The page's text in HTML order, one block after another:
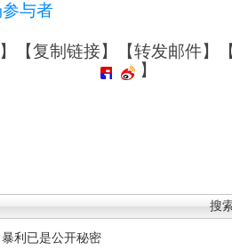
与者
【复制链接】【转发邮件】
】
搜
利已是公开秘密